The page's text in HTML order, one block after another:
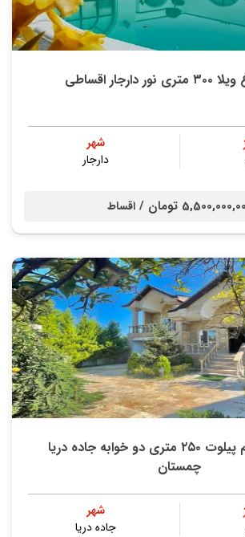
اقساطی
شهر
دارجار
تومان / اقساط
خرید ویلا نیم پیلوت ۲۵۰ متری دو خوابه جاده دریا
چمستان
شهر
جاده دریا